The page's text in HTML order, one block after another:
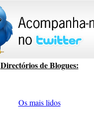
Directórios de Blogues:
Os mais lidos